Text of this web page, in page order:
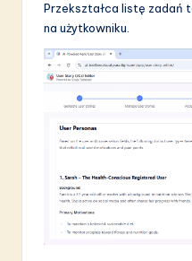
Przekształca listę zadań
na użytkowniku.